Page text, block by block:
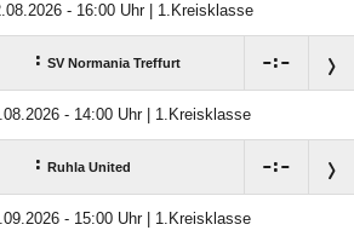
- 16:00 Uhr | 1.Kreisklasse
: SV Normania Treffurt :
- 14:00 Uhr | 1.Kreisklasse
: Ruhla United :
- 15:00 Uhr | 1.Kreisklasse